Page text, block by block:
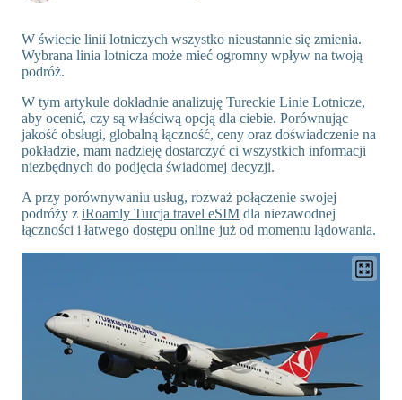
W świecie linii lotniczych wszystko nieustannie się zmienia.
Wybrana linia lotnicza może mieć ogromny wpływ na twoją
podróż.
W tym artykule dokładnie analizuję Tureckie Linie Lotnicze,
aby ocenić, czy są właściwą opcją dla ciebie. Porównując
jakość obsługi, globalną łączność, ceny oraz doświadczenie na
pokładzie, mam nadzieję dostarczyć ci wszystkich informacji
niezbędnych do podjęcia świadomej decyzji.
A przy porównywaniu usług, rozważ połączenie swojej
podróży z iRoamly Turcja travel eSIM dla niezawodnej
łączności i łatwego dostępu online już od momentu lądowania.